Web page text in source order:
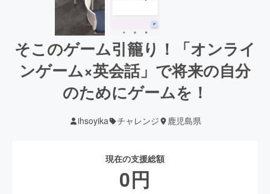
そこのゲーム引籠り！「オンライ
ンゲーム×英会話」で将来の自分
のためにゲームを！
ihsoyika チャレンジ 鹿児島県
現在の支援総額
0円